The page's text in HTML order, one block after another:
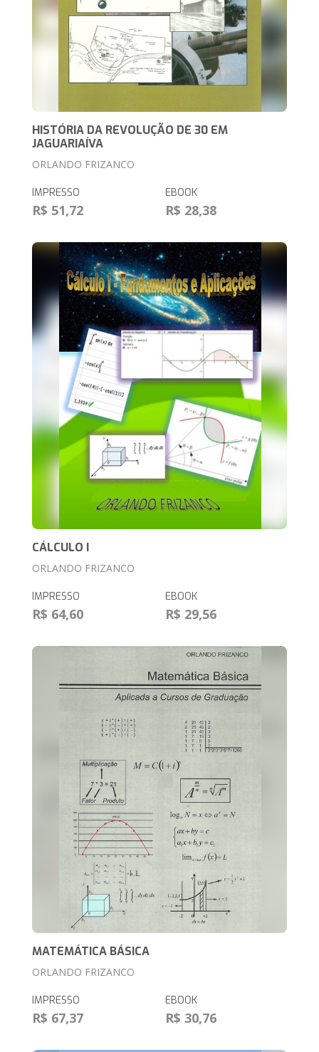
HISTÓRIA DA REVOLUÇÃO DE 30 EM
JAGUARIAÍVA
ORLANDO FRIZANCO
IMPRESSO
R$ 51,72
EBOOK
R$ 28,38
CÁLCULO I
ORLANDO FRIZANCO
IMPRESSO
R$ 64,60
EBOOK
R$ 29,56
MATEMÁTICA BÁSICA
ORLANDO FRIZANCO
IMPRESSO
R$ 67,37
EBOOK
R$ 30,76